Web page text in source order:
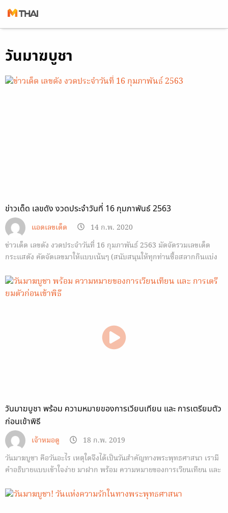
toวันมาฆบูชา
ข่าวเด็ด เลขดัง งวดประจำวันที่ 16 กุมภาพันธ์ 2563
แอดเลขเด็ด
14 ก.พ. 2020
ข่าวเด็ด เลขดัง งวดประจำวันที่ 16 กุมภาพันธ์ 2563 มัดจัดรวมเลขเด็ด
กระแสดัง คัดจัดเลขมาให้แบบเน้นๆ (สนับสนุนให้ทุกท่านซื้อสลากกินแบ่ง
ไม่ว่าจะเป็น…
วันมาฆบูชา พร้อม ความหมายของการเวียนเทียน และ การเตรียมตัว
ก่อนเข้าพิธี
เจ้าหมอดู
18 ก.พ. 2019
วันมาฆบูชา คือวันอะไร เหตุใดจึงได้เป็นวันสำคัญทางพระพุทธศาสนา เรามี
คำอธิบายแบบเข้าใจง่าย มาฝาก พร้อม ความหมายของการเวียนเทียน และ